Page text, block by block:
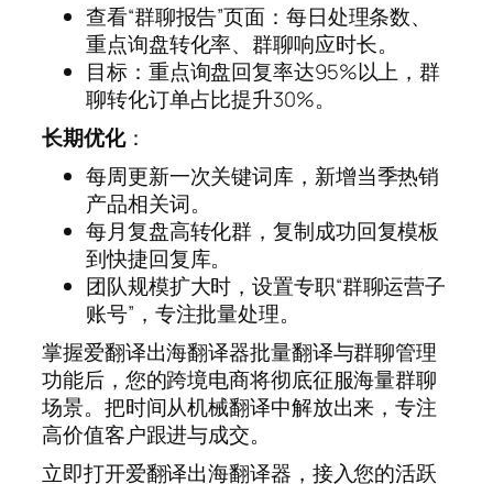
查看“群聊报告”页面：每日处理条数、
重点询盘转化率、群聊响应时长。
目标：重点询盘回复率达95%以上，群
聊转化订单占比提升30%。
长期优化：
每周更新一次关键词库，新增当季热销
产品相关词。
每月复盘高转化群，复制成功回复模板
到快捷回复库。
团队规模扩大时，设置专职“群聊运营子
账号”，专注批量处理。
掌握爱翻译出海翻译器批量翻译与群聊管理
功能后，您的跨境电商将彻底征服海量群聊
场景。把时间从机械翻译中解放出来，专注
高价值客户跟进与成交。
立即打开爱翻译出海翻译器，接入您的活跃